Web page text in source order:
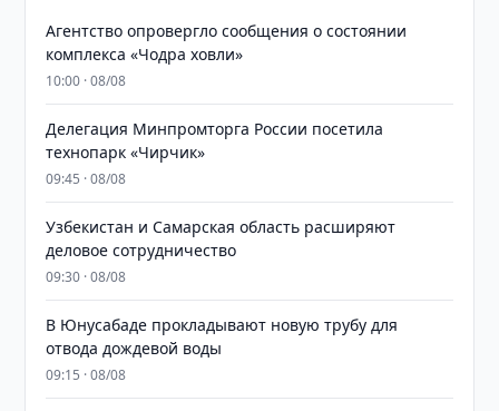
Агентство опровергло сообщения о состоянии
комплекса «Чодра ховли»
10:00 · 08/08
Делегация Минпромторга России посетила
технопарк «Чирчик»
09:45 · 08/08
Узбекистан и Самарская область расширяют
деловое сотрудничество
09:30 · 08/08
В Юнусабаде прокладывают новую трубу для
отвода дождевой воды
09:15 · 08/08